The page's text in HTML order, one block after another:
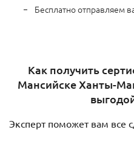
Бесплатно отправляем
Как получить
Мансийске Ханты-
Эксперт поможет вам все